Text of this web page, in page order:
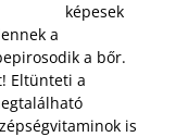
képesek
a
a bőr.
Eltünteti a
is